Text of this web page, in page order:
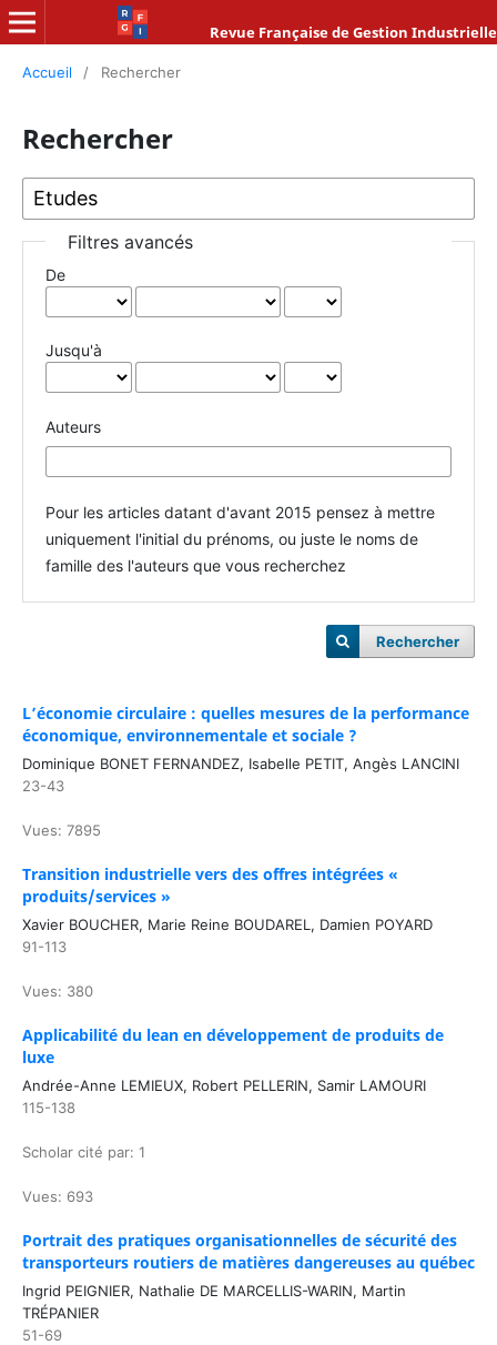
Revue Française de Gestion Industrielle
Accueil / Rechercher
Rechercher
Filtres avancés
De
Jusqu'à
Auteurs
Pour les articles datant d'avant 2015 pensez à mettre
uniquement l'initial du prénoms, ou juste le noms de
famille des l'auteurs que vous recherchez
Rechercher
L’économie circulaire : quelles mesures de la performance
économique, environnementale et sociale ?
Dominique BONET FERNANDEZ, Isabelle PETIT, Angès LANCINI
23-43
Vues: 7895
Transition industrielle vers des offres intégrées «
produits/services »
Xavier BOUCHER, Marie Reine BOUDAREL, Damien POYARD
91-113
Vues: 380
Applicabilité du lean en développement de produits de
luxe
Andrée-Anne LEMIEUX, Robert PELLERIN, Samir LAMOURI
115-138
Scholar cité par: 1
Vues: 693
Portrait des pratiques organisationnelles de sécurité des
transporteurs routiers de matières dangereuses au québec
Ingrid PEIGNIER, Nathalie DE MARCELLIS-WARIN, Martin
TRÉPANIER
51-69